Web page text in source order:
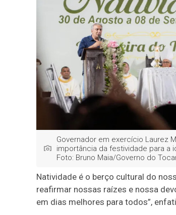
Governador em exercício Laurez
importância da festividade para a
Foto: Bruno Maia/Governo do
Natividade é o berço cultural do
reafirmar nossas raízes e nossa
em dias melhores para todos”,